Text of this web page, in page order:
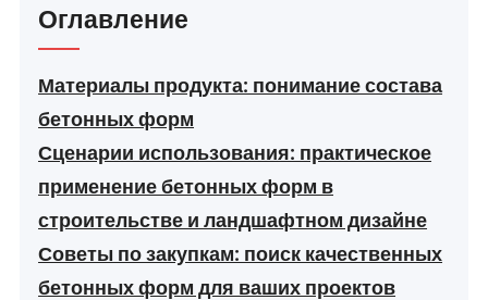
Оглавление
Материалы продукта: понимание состава
бетонных форм
Сценарии использования: практическое
применение бетонных форм в
строительстве и ландшафтном дизайне
Советы по закупкам: поиск качественных
бетонных форм для ваших проектов